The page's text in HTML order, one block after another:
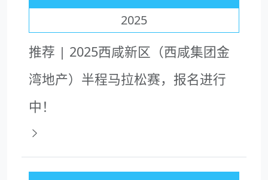
2025
推荐 | 2025西咸新区（西咸集团金
湾地产）半程马拉松赛，报名进行
中！